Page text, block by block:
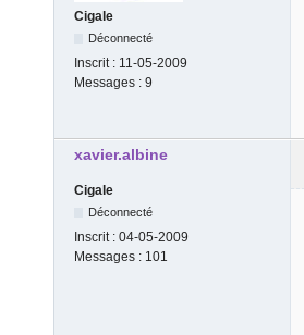
Cigale
Déconnecté
Inscrit : 11-05-2009
Messages : 9
xavier.albine
Cigale
Déconnecté
Inscrit : 04-05-2009
Messages : 101